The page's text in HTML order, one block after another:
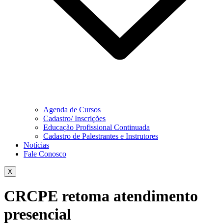
Agenda de Cursos
Cadastro/ Inscrições
Educação Profissional Continuada
Cadastro de Palestrantes e Instrutores
Notícias
Fale Conosco
X
CRCPE retoma atendimento
presencial